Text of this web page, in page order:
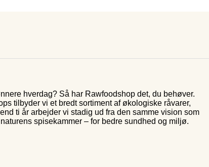
hverdag? Så har Rawfoodshop det, du behøver.
tilbyder vi et bredt sortiment af økologiske råvarer,
ti år arbejder vi stadig ud fra den samme vision som
spisekammer – for bedre sundhed og miljø.